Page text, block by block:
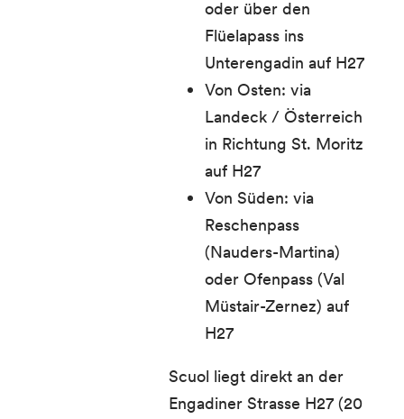
oder über den
Flüelapass ins
Unterengadin auf H27
Von Osten: via
Landeck / Österreich
in Richtung St. Moritz
auf H27
Von Süden: via
Reschenpass
(Nauders-Martina)
oder Ofenpass (Val
Müstair-Zernez) auf
H27
Scuol liegt direkt an der
Engadiner Strasse H27 (20